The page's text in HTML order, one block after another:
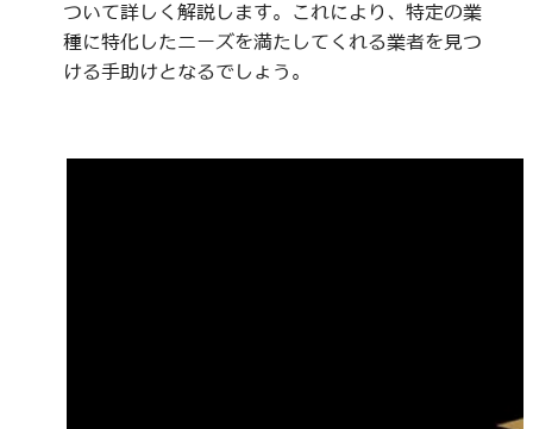
ついて詳しく解説します。これにより、特定の業
種に特化したニーズを満たしてくれる業者を見つ
ける手助けとなるでしょう。